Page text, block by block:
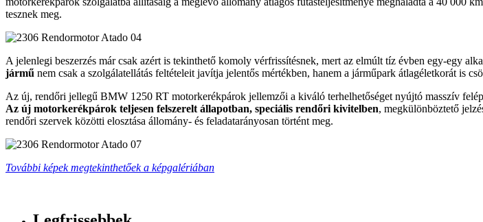
tesznek meg.
A jelenlegi beszerzés már csak azért is tekinthető komoly vérfrissítésnek, mert az elmúlt tíz évben egy-egy
jármű nem csak a szolgálatellátás feltételeit javítja jelentős mértékben, hanem a járműpark átlagéletkorát is
Az új, rendőri jellegű BMW 1250 RT motorkerékpárok jellemzői a kiváló terhelhetőséget nyújtó masszív
Az új motorkerékpárok teljesen felszerelt állapotban, speciális rendőri kivitelben, megkülönböztető
rendőri szervek közötti elosztása állomány- és feladatarányosan történt meg.
További képek megtekinthetőek a képgalériában